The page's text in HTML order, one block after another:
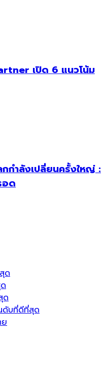
เปิด 6 แนวโน้ม
กำลังเปลี่ยนครั้งใหญ่ :
อด
ด
ด
ดับที่ดีที่สุด